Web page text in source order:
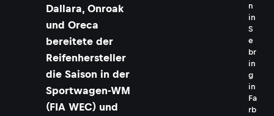
Dallara, Onroak
und Oreca
bereitete der
Reifenhersteller
die Saison in der
Sportwagen-WM
(FIA WEC) und
n
in
S
e
br
in
g
in
Fa
rb